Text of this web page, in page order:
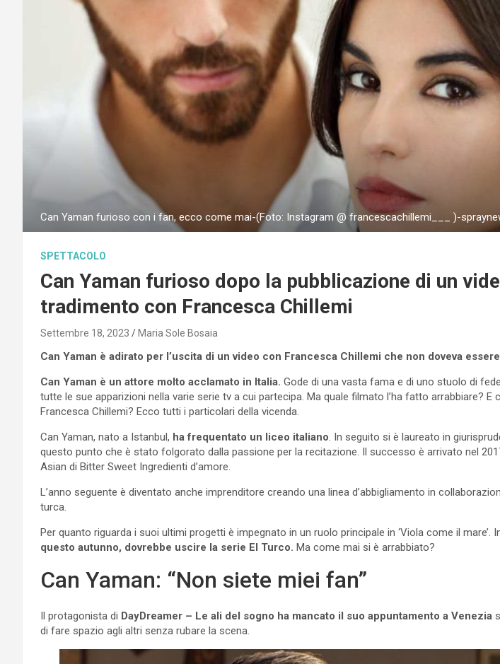
Can Yaman furioso con i fan, ecco come mai-(Foto: Instagram @ francescachillemi___ )-
SPETTACOLO
Can Yaman furioso dopo la pubblicazione di un
tradimento con Francesca Chillemi
Settembre 18, 2023 Maria Sole Bosaia
Can Yaman è adirato per l’uscita di un video con Francesca Chillemi che non doveva
Can Yaman è un attore molto acclamato in Italia. Gode di una vasta fama e di uno stuolo di
tutte le sue apparizioni nella varie serie tv a cui partecipa. Ma quale filmato l’ha fatto arrabbiare? E
Francesca Chillemi? Ecco tutti i particolari della vicenda.
Can Yaman, nato a Istanbul, ha frequentato un liceo italiano . In seguito si è laureato in
questo punto che è stato folgorato dalla passione per la recitazione. Il successo è arrivato nel
Asian di Bitter Sweet Ingredienti d’amore.
L’anno seguente è diventato anche imprenditore creando una linea d’abbigliamento in
turca.
Per quanto riguarda i suoi ultimi progetti è impegnato in un ruolo principale in ‘Viola come il mare’.
questo autunno, dovrebbe uscire la serie El Turco. Ma come mai si è arrabbiato?
Can Yaman: “Non siete miei fan”
Il protagonista di DayDreamer – Le ali del sogno ha mancato il suo appuntamento a Venezia
di fare spazio agli altri senza rubare la scena.